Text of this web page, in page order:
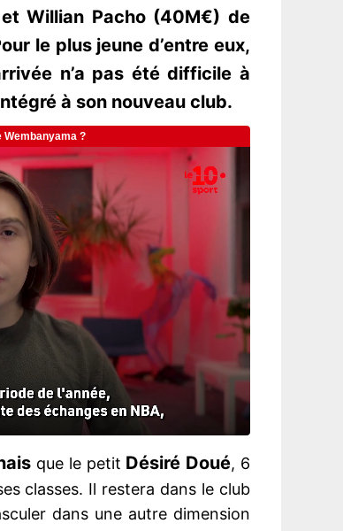
Willian Pacho (40M€) de
le plus jeune d’entre eux,
n’a pas été difficile à
à son nouveau club.
que le petit Désiré Doué, 6
classes. Il restera dans le club
dans une autre dimension